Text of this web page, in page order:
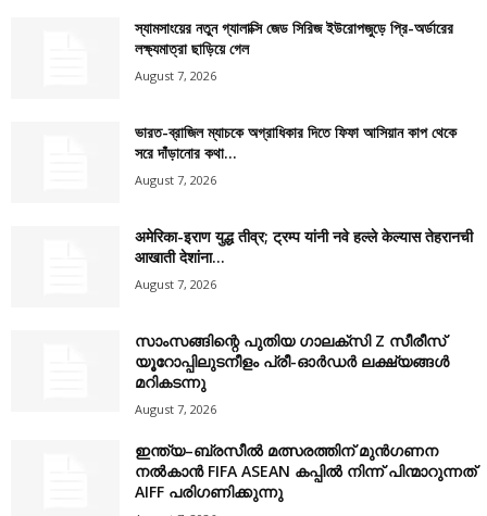
স্যামসাংয়ের নতুন গ্যালাক্সি জেড সিরিজ ইউরোপজুড়ে প্রি-অর্ডারের
লক্ষ্যমাত্রা ছাড়িয়ে গেল
August 7, 2026
ভারত-ব্রাজিল ম্যাচকে অগ্রাধিকার দিতে ফিফা আসিয়ান কাপ থেকে
সরে দাঁড়ানোর কথা...
August 7, 2026
अमेरिका-इराण युद्ध तीव्र; ट्रम्प यांनी नवे हल्ले केल्यास तेहरानची
आखाती देशांना...
August 7, 2026
സാംസങ്ങിന്റെ പുതിയ ഗാലക്‌സി Z സീരീസ്
യൂറോപ്പിലുടനീളം പ്രീ-ഓർഡർ ലക്ഷ്യങ്ങൾ
മറികടന്നു
August 7, 2026
ഇന്ത്യ–ബ്രസീൽ മത്സരത്തിന് മുൻഗണന
നൽകാൻ FIFA ASEAN കപ്പിൽ നിന്ന് പിന്മാറുന്നത്
AIFF പരിഗണിക്കുന്നു